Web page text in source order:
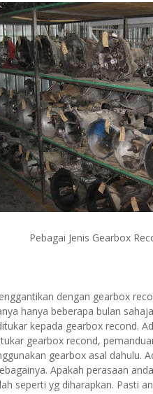
Pebagai Jenis Gearbox
dengan gearbox
hanya beberapa bulan
kepada gearbox recond.
gearbox recond,
gearbox asal dahulu.
Apakah perasaan
seperti yg diharapkan. Pasti